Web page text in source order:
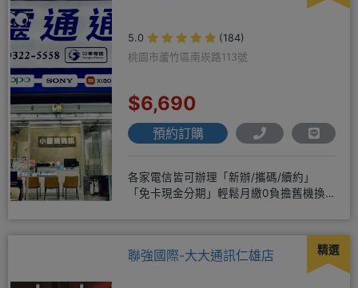
5.0
(184)
桃園市蘆竹區南崁路113號
$6,690
預約訂購
各家電信皆可辦理「新辦/攜碼/續約」
「免卡現金分期」輕鬆月繳0負擔舊機換
精選
聯強國際-大大通訊仁雄店